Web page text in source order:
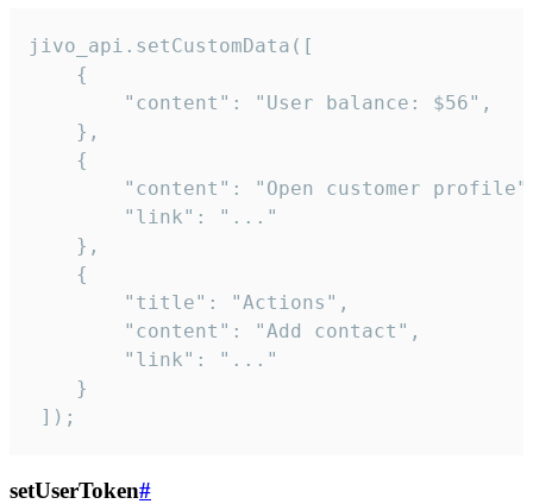
jivo_api.setCustomData([
    {
        "content": "User balance: $56",
    },
    {
"content": "Open customer
        "link": "..."
    },
    {
        "title": "Actions",
        "content": "Add contact",
        "link": "..."
    }
]);
setUserToken#